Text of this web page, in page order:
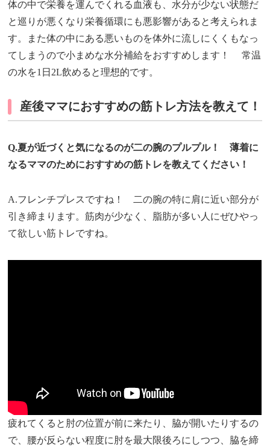
体の中で栄養を運んでくれる血液も、水分が少ない状態だ
と巡りが悪くなり栄養循環にも悪影響があると考えられま
す。また体の中にある悪いものを体外に流しにくくもなっ
てしまうので小まめな水分補給をおすすめします！ 常温
の水を1日2L飲めると理想的です。
産後ママにおすすめの筋トレ方法を教えて！
Q.夏が近づくと気になるのが二の腕のプルプル！ 薄着に
なるママのためにおすすめの筋トレを教えてください！
A.フレンチプレスですね！ 二の腕の特に肩に近い部分が
引き締まります。筋肉が少なく、脂肪が多い人にぜひやっ
て欲しい筋トレですね。
疲れてくると肘の位置が前に来たり、脇が開いたりするの
で、腰が反らない程度に肘を最大限後ろにしつつ、脇を締